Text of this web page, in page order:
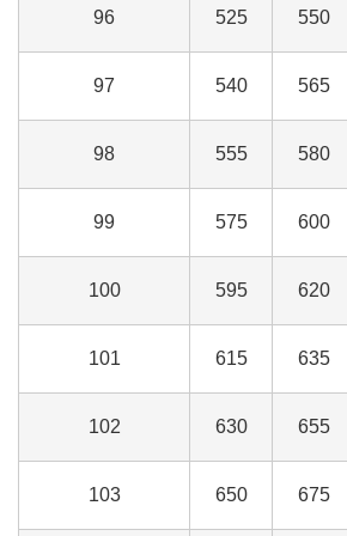
96 525 550
97 540 565
98 555 580
99 575 600
100 595 620
101 615 635
102 630 655
103 650 675